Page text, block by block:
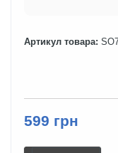
Артикул товара:
599 грн